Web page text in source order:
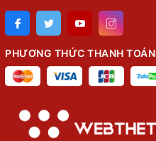
PHƯƠNG THỨC THANH TOÁN